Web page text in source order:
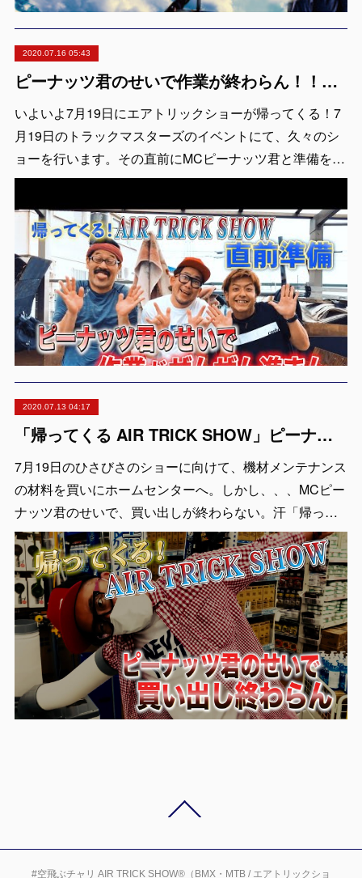
2020.07.16 05:43
ピーナッツ君のせいで作業が終わらん！！「7月19日に久々のショー」
いよいよ7月19日にエアトリックショーが帰ってくる！7
月19日のトラックマスターズのイベントにて、久々のシ
ョーを行います。その直前にMCピーナッツ君と準備を…
2020.07.13 04:17
「帰ってくる AIR TRICK SHOW」ピーナッツ君のせいで買い出し終わらん！！
7月19日のひさびさのショーに向けて、機材メンテナンス
の材料を買いにホームセンターへ。しかし、、、MCピー
ナッツ君のせいで、買い出しが終わらない。汗「帰っ…
#空飛ぶチャリ AIR TRICK SHOW®（BMX・MTB / エアトリックショ